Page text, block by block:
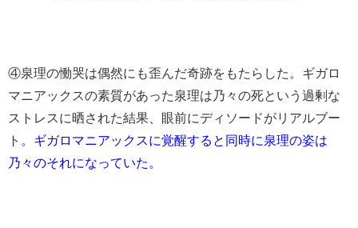
④泉理の慟哭は偶然にも歪んだ奇跡をもたらした。ギガロ
マニアックスの素質があった泉理は乃々の死という過剰な
ストレスに晒された結果、眼前にディソードがリアルブー
ト。 ギガロマニアックスに覚醒すると同時に泉理の姿は
乃々のそれになっていた。